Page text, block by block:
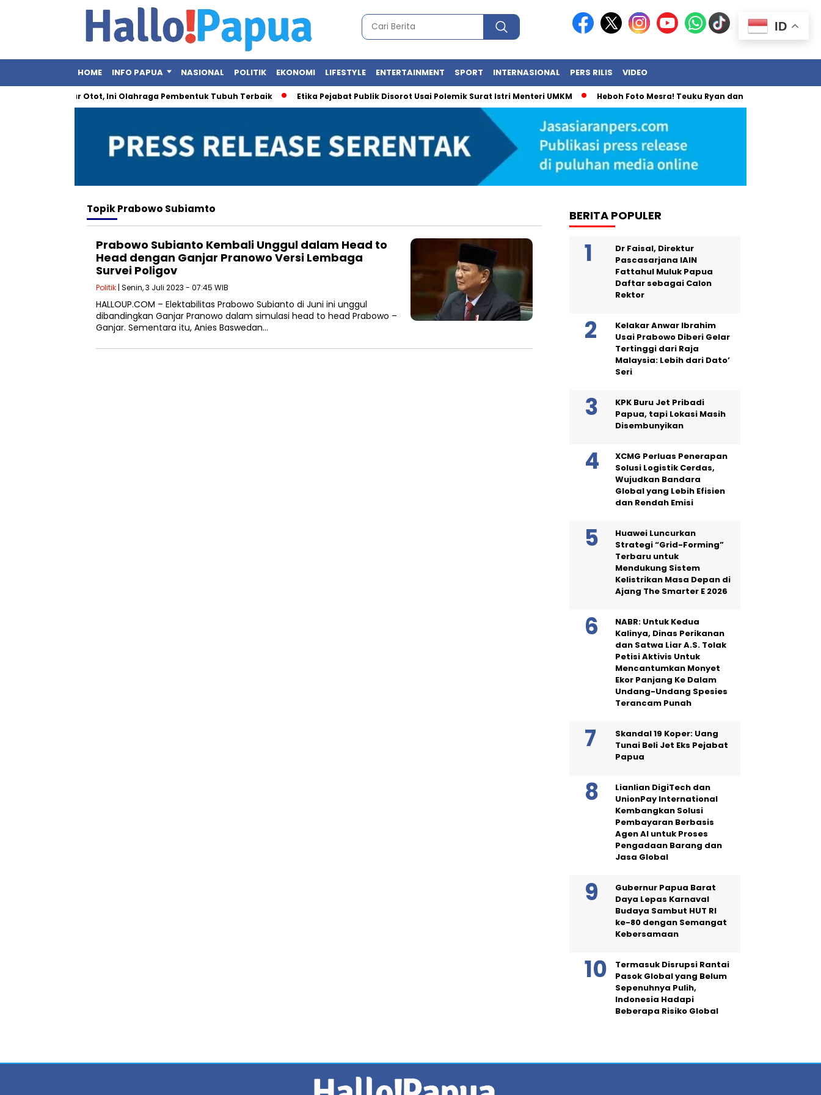
HOME INFO PAPUA NASIONAL POLITIK EKONOMI LIFESTYLE ENTERTAINMENT SPORT INTERNASIONAL PERS RILIS VIDEO
Bukan Sekadar Otot, Ini Olahraga Pembentuk Tubuh Terbaik Etika Pejabat Publik Disorot Usai Polemik Surat Istri Menteri UMKM Heboh Foto Mesra! Teuku Ryan dan Olla Ramlan
TopikPrabowo Subiamto
Prabowo Subianto Kembali Unggul dalam Head to
Head dengan Ganjar Pranowo Versi Lembaga
Survei Poligov
Politik | Senin, 3 Juli 2023 - 07:45 WIB
HALLOUP.COM – Elektabilitas Prabowo Subianto di Juni ini unggul
dibandingkan Ganjar Pranowo dalam simulasi head to head Prabowo –
Ganjar. Sementara itu, Anies Baswedan…
BERITA POPULER
Dr Faisal, Direktur
Pascasarjana IAIN
Fattahul Muluk Papua
Daftar sebagai Calon
Rektor
Kelakar Anwar Ibrahim
Usai Prabowo Diberi Gelar
Tertinggi dari Raja
Malaysia: Lebih dari Dato’
Seri
KPK Buru Jet Pribadi
Papua, tapi Lokasi Masih
Disembunyikan
XCMG Perluas Penerapan
Solusi Logistik Cerdas,
Wujudkan Bandara
Global yang Lebih Efisien
dan Rendah Emisi
Huawei Luncurkan
Strategi “Grid-Forming”
Terbaru untuk
Mendukung Sistem
Kelistrikan Masa Depan di
Ajang The Smarter E 2026
NABR: Untuk Kedua
Kalinya, Dinas Perikanan
dan Satwa Liar A.S. Tolak
Petisi Aktivis Untuk
Mencantumkan Monyet
Ekor Panjang Ke Dalam
Undang-Undang Spesies
Terancam Punah
Skandal 19 Koper: Uang
Tunai Beli Jet Eks Pejabat
Papua
Lianlian DigiTech dan
UnionPay International
Kembangkan Solusi
Pembayaran Berbasis
Agen AI untuk Proses
Pengadaan Barang dan
Jasa Global
Gubernur Papua Barat
Daya Lepas Karnaval
Budaya Sambut HUT RI
ke-80 dengan Semangat
Kebersamaan
Termasuk Disrupsi Rantai
Pasok Global yang Belum
Sepenuhnya Pulih,
Indonesia Hadapi
Beberapa Risiko Global
ID